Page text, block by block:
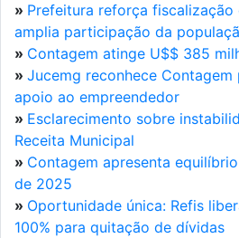
» Prefeitura reforça
amplia participação da
» Contagem atinge U$$ 385
» Jucemg reconhece
apoio ao empreendedor
» Esclarecimento sobre
Receita Municipal
» Contagem apresenta
de 2025
» Oportunidade única: Refis
100% para quitação de dívidas